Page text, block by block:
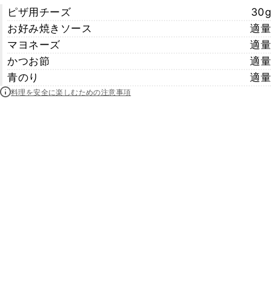
ピザ用チーズ
30g
お好み焼きソース
適量
マヨネーズ
適量
かつお節
適量
青のり
適量
料理を安全に楽しむための注意事項